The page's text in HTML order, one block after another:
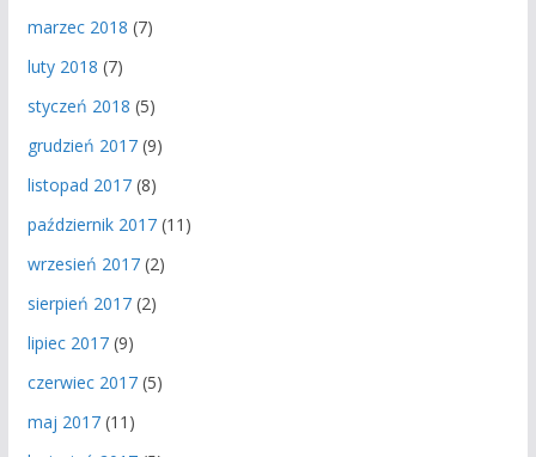
marzec 2018 (7)
luty 2018 (7)
styczeń 2018 (5)
grudzień 2017(9)
listopad 2017(8)
październik 2017(11)
wrzesień 2017(2)
sierpień 2017(2)
lipiec 2017(9)
czerwiec 2017(5)
maj 2017(11)